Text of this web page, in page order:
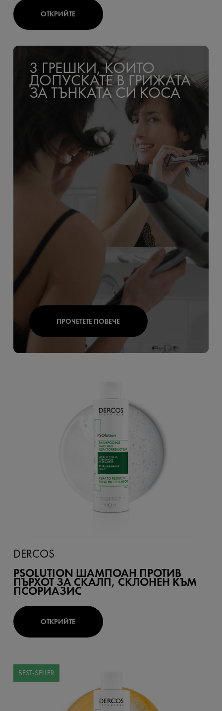
ОТКРИЙТЕ
3 ГРЕШКИ, КОИТО
ДОПУСКАТЕ В ГРИЖАТА
ЗА ТЪНКАТА СИ КОСА
ПРОЧЕТЕТЕ ПОВЕЧЕ
DERCOS
PSOLUTION ШАМПОАН ПРОТИВ
ПЪРХОТ ЗА СКАЛП, СКЛОНЕН КЪМ
ПСОРИАЗИС
ОТКРИЙТЕ
BEST-SELLER